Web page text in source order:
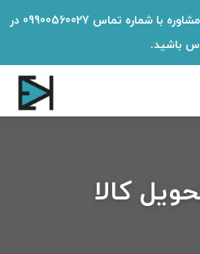
جهت پیگیری سفارشات، خرید و مشاوره با شماره تماس 09900560027 در
باشید.
کالا